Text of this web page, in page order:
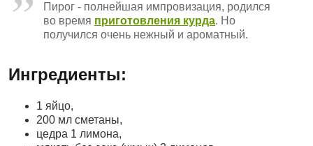
Пирог - полнейшая импровизация, родился
во время приготовления курда. Но
получился очень нежный и ароматный.
Ингредиенты:
1 яйцо,
200 мл сметаны,
цедра 1 лимона,